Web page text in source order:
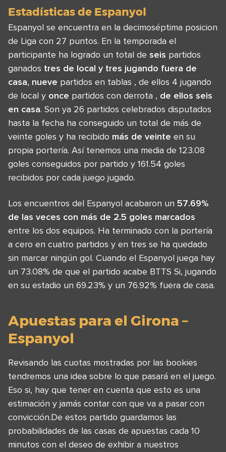
Estadísticas de Espanyol
Espanyol se encuentra en la decimoséptima posicion
de Liga con 27 puntos. En la temporada el
participante ha logrado un total de seis partidos
ganados tres de local y tres jugando fuera de
casa, nueve partidos en tablas , de ellos 4 jugando
de local y once partidos con derrota , de ellos seis
en casa. Son ya 26 partidos celebrados disputados
hasta la fecha ha conseguido un total de más de
veinte goles y ha recibido más de veinte en su
propia portería. Así tenemos una media de 123.08
goles conseguidos por partido y 161.54 goles
recibidos por cada juego jugado.
Los encuentros del Espanyol acabaron un 57.69%
de las veces con más de 2.5 goles marcados
entre los dos equipos. Ha terminado con la portería
a cero en cuatro partidos y en tres se ha quedado
sin marcar ningún gol. Cuando el Espanyol juega hay
un 73.08% de que el partido acabe BTTS Si, jugando
en su estadio un 69.23% y un 76.92% fuera de casa.
Apuestas para el Girona –
Espanyol
Revisando las cuotas mostradas por las bookies
tendremos una idea sobre lo que pasará en el juego.
Eso si, hay que tener en cuenta que esto es una
estimación y jamás contar con que va a pasar con
convicción.De estos partido guardamos las
probabilidades de las casas de apuestas cada 10
minutos con el deseo de exhibir a nuestros